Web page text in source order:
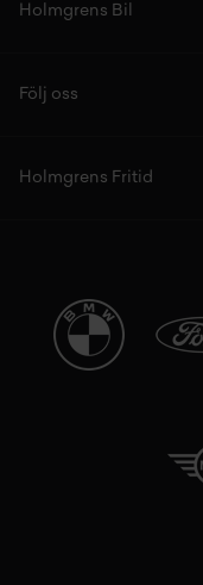
Holmgrens Bil
Följ oss
Holmgrens Fritid